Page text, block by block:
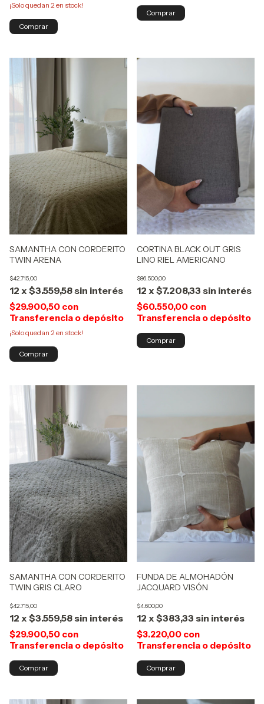
¡Solo quedan 2en stock!
SAMANTHA CON CORDERITO
TWIN ARENA
$42.715,00
12 x $3.559,58sin interés
$29.900,50 con
Transferencia o depósito
¡Solo quedan 2en stock!
CORTINA BLACK OUT GRIS
LINO RIEL AMERICANO
$86.500,00
12 x $7.208,33 sin interés
$60.550,00 con
Transferencia o depósito
SAMANTHA CON CORDERITO
TWIN GRIS CLARO
$42.715,00
12 x $3.559,58sin interés
$29.900,50 con
Transferencia o depósito
FUNDA DE ALMOHADÓN
JACQUARD VISÓN
$4.600,00
12 x $383,33 sin interés
$3.220,00 con
Transferencia o depósito